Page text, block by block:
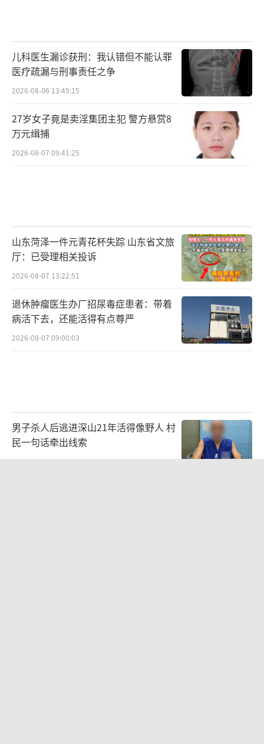
儿科医生漏诊获刑：我认错但不能认罪
医疗疏漏与刑事责任之争
2026-08-06 13:45:15
27岁女子竟是卖淫集团主犯 警方悬赏8
万元缉捕
2026-08-07 09:41:25
山东菏泽一件元青花杯失踪 山东省文旅
厅：已受理相关投诉
2026-08-07 13:22:51
退休肿瘤医生办厂招尿毒症患者：带着
病活下去，还能活得有点尊严
2026-08-07 09:00:03
男子杀人后逃进深山21年活得像野人 村
民一句话牵出线索
2026-08-07 10:41:31